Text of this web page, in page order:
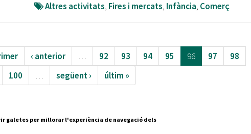
Altres activitats, Fires i mercats, Infància, Comerç
‹ anterior … 92 93 94 95 96 97
98
100
… següent › últim »
galetes per millorar l'experiència de navegació dels